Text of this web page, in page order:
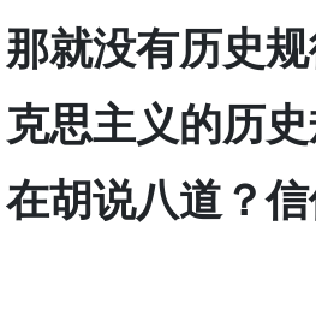
那就没有历史
克思主义的历
在胡说八道？